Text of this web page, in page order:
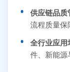
供应链品质
流程质量保
全行业应用
件、新能源